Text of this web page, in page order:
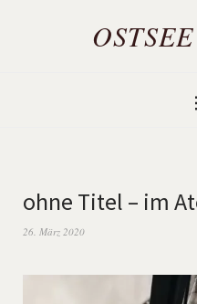
ohne Titel – im
26. März 2020